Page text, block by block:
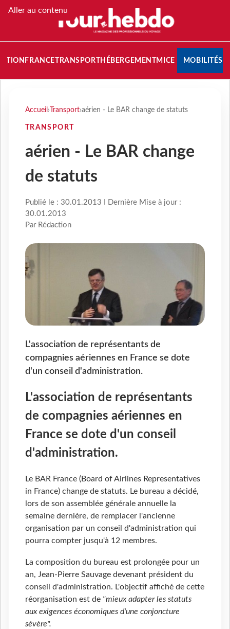
Aller au contenu
FRANCETRANSPORT HÉBERGEMENTMICE MOBILITÉS
Accueil › Transport›aérien - Le BAR change de statuts
TRANSPORT
aérien - Le BAR change
de statuts
Publié le : 30.01.2013 I Dernière Mise à jour :
30.01.2013
Par Rédaction
L'association de représentants de
compagnies aériennes en France se dote
d'un conseil d'administration.
L'association de représentants
de compagnies aériennes en
France se dote d'un conseil
d'administration.
Le BAR France (Board of Airlines Representatives
in France) change de statuts. Le bureau a décidé,
lors de son assemblée générale annuelle la
semaine dernière, de remplacer l'ancienne
organisation par un conseil d'administration qui
pourra compter jusqu'à 12 membres.
La composition du bureau est prolongée pour un
an, Jean-Pierre Sauvage devenant président du
conseil d'administration. L'objectif affiché de cette
réorganisation est de "mieux adapter les statuts
aux exigences économiques d'une conjoncture
sévère".